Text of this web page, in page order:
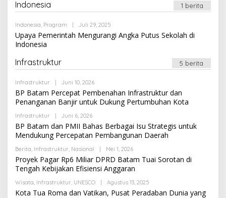
Indonesia 1 berita
Indonesia, Program Juli 29, 2025
Newssportsaz_0q4zf1
Upaya Pemerintah Mengurangi Angka Putus Sekolah di
Indonesia
Infrastruktur 5 berita
Infrastruktur Juni 10, 2026Oleh
Newssportsaz_0q4zf1
BP Batam Percepat Pembenahan Infrastruktur dan
Penanganan Banjir untuk Dukung Pertumbuhan Kota
Infrastruktur Juni 6, 2026Oleh
Newssportsaz_0q4zf1
BP Batam dan PMII Bahas Berbagai Isu Strategis untuk
Mendukung Percepatan Pembangunan Daerah
Berita, Infrastruktur, Nasional Mei 1, 2026Oleh
Proyek Pagar Rp6 Miliar DPRD Batam Tuai Sorotan di
Tengah Kebijakan Efisiensi Anggaran
Wisata, Infrastruktur, UNESCO Agustus 13, 2025
Newssportsaz_0q4zf1
Kota Tua Roma dan Vatikan, Pusat Peradaban Dunia yang